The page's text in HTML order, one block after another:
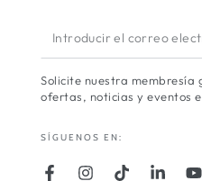
Introducir
el
correo
aquí
Solicite nuestra
ofertas, noticias y eventos
SÍGUENOS EN: